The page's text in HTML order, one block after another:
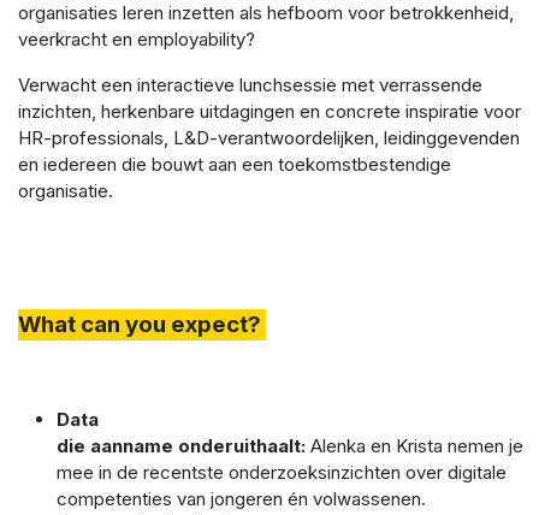
organisaties leren inzetten als hefboom voor betrokkenheid,
veerkracht en employability?
Verwacht een interactieve lunchsessie met verrassende
inzichten, herkenbare uitdagingen en concrete inspiratie voor
HR-professionals, L&D-verantwoordelijken, leidinggevenden
en iedereen die bouwt aan een toekomstbestendige
organisatie.
What can you expect?
Data
die aanname onderuithaalt: Alenka en Krista nemen je
mee in de recentste onderzoeksinzichten over digitale
competenties van jongeren én volwassenen.